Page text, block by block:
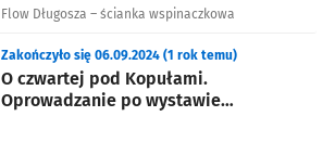
Flow Długosza – ścianka wspinaczkowa
O czwartej pod Kopułami.
Oprowadzanie po wystawie
Zakończyło się 06.09.2024 (1 rok temu)